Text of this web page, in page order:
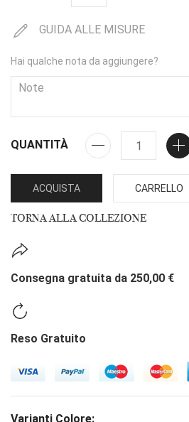
GUIDA ALLE MISURE
Hai qualche nota da aggiungere?
QUANTITÀ
ACQUISTA CARRELLO
TORNA ALLA COLLEZIONE
Consegna gratuita da 250,00 €
Reso Gratuito
Varianti Colore: